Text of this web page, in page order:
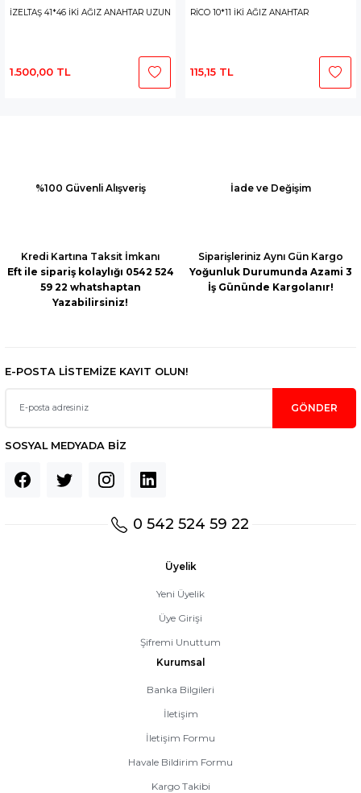
İZELTAŞ 41*46 İKİ AĞIZ ANAHTAR UZUN
1.500,00 TL
RİCO 10*11 İKİ AĞIZ ANAHTAR
115,15 TL
%100 Güvenli Alışveriş İade ve Değişim
Kredi Kartına Taksit İmkanı
Eft ile sipariş kolaylığı 0542 524
59 22 whatshaptan
Yazabilirsiniz!
Siparişleriniz Aynı Gün Kargo
Yoğunluk Durumunda Azami 3
İş Gününde Kargolanır!
E-POSTA LİSTEMİZE KAYIT OLUN!
GÖNDER
SOSYAL MEDYADA BİZ
0 542 524 59 22
Üyelik
Yeni Üyelik
Üye Girişi
Şifremi Unuttum
Kurumsal
Banka Bilgileri
İletişim
İletişim Formu
Havale Bildirim Formu
Kargo Takibi